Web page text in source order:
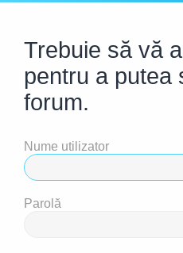
Trebuie să vă
pentru a putea
forum.
Nume utilizator
Parolă